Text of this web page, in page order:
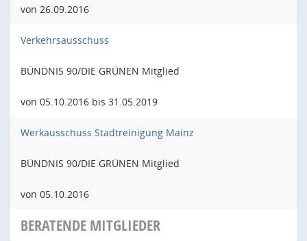
von 26.09.2016
Verkehrsausschuss
BÜNDNIS 90/DIE GRÜNEN Mitglied
von 05.10.2016 bis 31.05.2019
Werkausschuss Stadtreinigung Mainz
BÜNDNIS 90/DIE GRÜNEN Mitglied
von 05.10.2016
BERATENDE MITGLIEDER